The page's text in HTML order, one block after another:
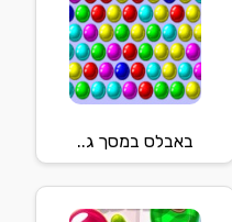
באבלס במסך ג..